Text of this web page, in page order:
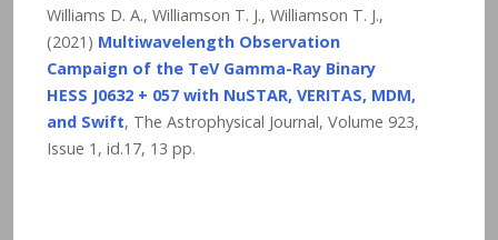
Williams D. A., Williamson T. J., Williamson T. J.,
(2021) Multiwavelength Observation
Campaign of the TeV Gamma-Ray Binary
HESS J0632 + 057 with NuSTAR, VERITAS, MDM,
and Swift, The Astrophysical Journal, Volume 923,
Issue 1, id.17, 13 pp.